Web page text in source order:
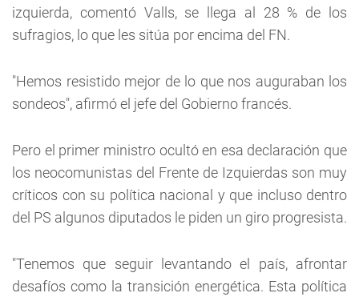
izquierda, comentó Valls, se llega al 28 % de los
sufragios, lo que les sitúa por encima del FN.
"Hemos resistido mejor de lo que nos auguraban los
sondeos", afirmó el jefe del Gobierno francés.
Pero el primer ministro ocultó en esa declaración que
los neocomunistas del Frente de Izquierdas son muy
críticos con su política nacional y que incluso dentro
del PS algunos diputados le piden un giro progresista.
"Tenemos que seguir levantando el país, afrontar
desafíos como la transición energética. Esta política